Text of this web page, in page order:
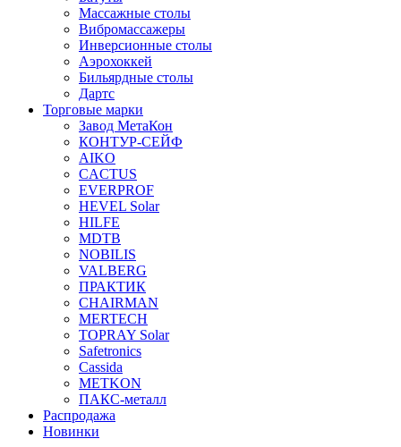
Массажные столы
Вибромассажеры
Инверсионные столы
Аэрохоккей
Бильярдные столы
Дартс
Торговые марки
Завод МетаКон
КОНТУР-СЕЙФ
AIKO
CACTUS
EVERPROF
HEVEL Solar
HILFE
MDTB
NOBILIS
VALBERG
ПРАКТИК
CHAIRMAN
MERTECH
TOPRAY Solar
Safetronics
Cassida
METKON
ПАКС-металл
Распродажа
Новинки